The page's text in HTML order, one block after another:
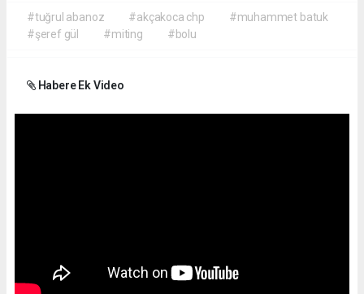
#tuğrul abanoz #akçakoca chp
#muhammet batuk
#şeref gül
#miting #bolu
Habere Ek Video